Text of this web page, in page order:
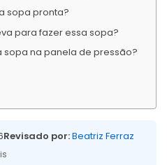
sopa pronta?
para fazer essa sopa?
sopa na panela de pressão?
Revisado por:Beatriz Ferraz